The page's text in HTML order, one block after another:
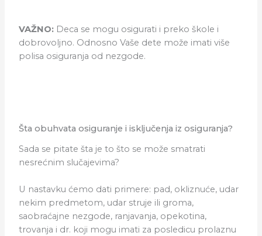
VAŽNO: Deca se mogu osigurati i preko škole i
dobrovoljno. Odnosno Vaše dete može imati više
polisa osiguranja od nezgode.
Šta obuhvata osiguranje i isključenja iz osiguranja?
Sada se pitate šta je to što se može smatrati
nesrećnim slučajevima?
U nastavku ćemo dati primere: pad, okliznuće, udar
nekim predmetom, udar struje ili groma,
saobraćajne nezgode, ranjavanja, opekotina,
trovanja i dr. koji mogu imati za posledicu prolaznu